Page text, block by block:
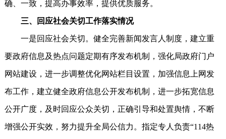
确、一致，提高办事效率，提供优质服务。
三、回应社会关切工作落实情况
一是回应社会关切。健全完善新闻发言人制度，建立重
要政府信息及热点问题定期有序发布机制，强化局政府门户
网站建设，进一步调整优化网站栏目设置，加强信息上网发
布工作，建立健全政府信息公开发布机制，进一步拓宽信息
公开广度，及时回应公众关切，正确引导和处置舆情，不断
增强公开实效，努力提升全局公信力。指定专人负责“114热